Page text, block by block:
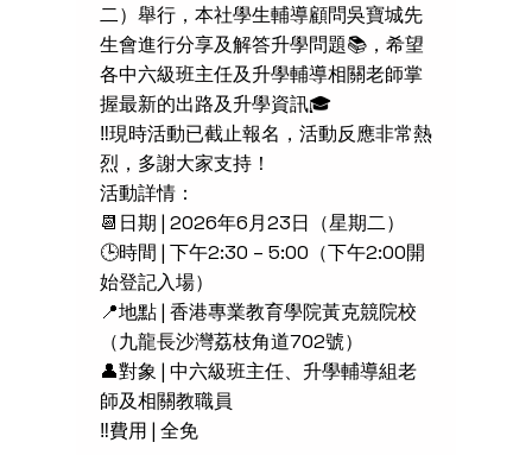
二）舉行，本社學生輔導顧問吳寶城先
生會進行分享及解答升學問題📚，希望
各中六級班主任及升學輔導相關老師掌
握最新的出路及升學資訊🎓
‼️現時活動已截止報名，活動反應非常熱
烈，多謝大家支持！
活動詳情：
📆日期 | 2026年6月23日（星期二）
🕒時間 | 下午2:30 – 5:00（下午2:00開
始登記入場）
📍地點 | 香港專業教育學院黃克競院校
（九龍長沙灣荔枝角道702號）
👤對象 | 中六級班主任、升學輔導組老
師及相關教職員
‼️費用 | 全免